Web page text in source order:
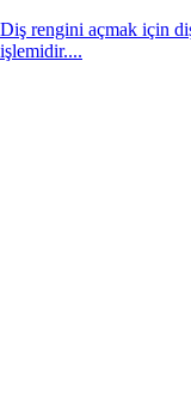
Diş rengini açmak için
işlemidir....